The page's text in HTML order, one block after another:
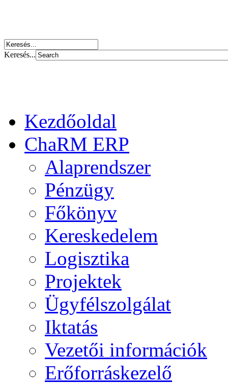
Keresés...
Kezdőoldal
ChaRM ERP
Alaprendszer
Pénzügy
Főkönyv
Kereskedelem
Logisztika
Projektek
Ügyfélszolgálat
Iktatás
Vezetői információk
Erőforráskezelő